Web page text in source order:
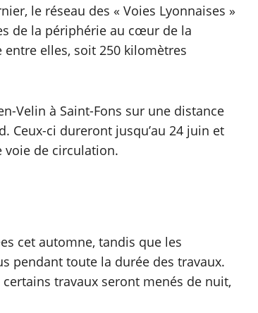
le réseau des « Voies Lyonnaises »
de la périphérie au cœur de la
elles, soit 250 kilomètres
Velin à Saint-Fons sur une distance
Ceux-ci dureront jusqu’au 24 juin et
voie de circulation.
cet automne, tandis que les
pendant toute la durée des travaux.
travaux seront menés de nuit,